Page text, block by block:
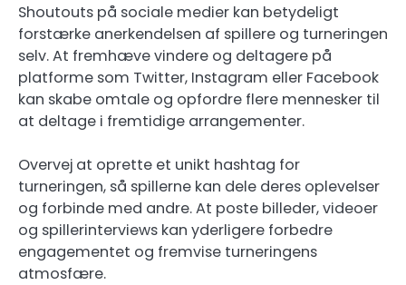
Shoutouts på sociale medier kan betydeligt
forstærke anerkendelsen af spillere og turneringen
selv. At fremhæve vindere og deltagere på
platforme som Twitter, Instagram eller Facebook
kan skabe omtale og opfordre flere mennesker til
at deltage i fremtidige arrangementer.
Overvej at oprette et unikt hashtag for
turneringen, så spillerne kan dele deres oplevelser
og forbinde med andre. At poste billeder, videoer
og spillerinterviews kan yderligere forbedre
engagementet og fremvise turneringens
atmosfære.